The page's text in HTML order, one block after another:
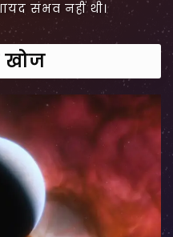
संभव नहीं थी।
खोज